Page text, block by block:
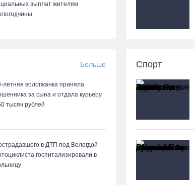
выплат жителям
Больше
летняя вологжанка приняла
за сына и отдала курьеру
тысяч рублей
в ДТП под Вологдой
госпитализировали в
Спорт